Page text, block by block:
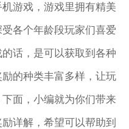
游戏，游戏里拥有精美
各个年龄段玩家们喜爱
话，是可以获取到各种
的种类丰富多样，让玩
面，小编就为你们带来
详解，希望可以帮助到